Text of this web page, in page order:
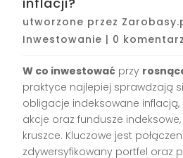
utworzone przez
Inwestowanie | 0
W co inwestować przy
praktyce najlepiej sprawdzają
obligacje indeksowane
akcje oraz fundusze
kruszce. Kluczowe jest
zdywersyfikowany portfel oraz